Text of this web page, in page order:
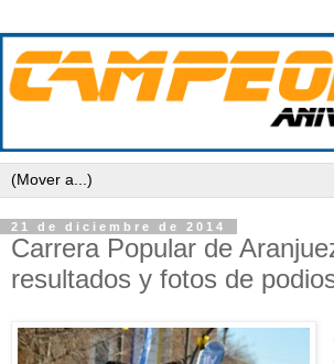
21 de diciembre de 2014
Carrera Popular de
resultados y fotos de